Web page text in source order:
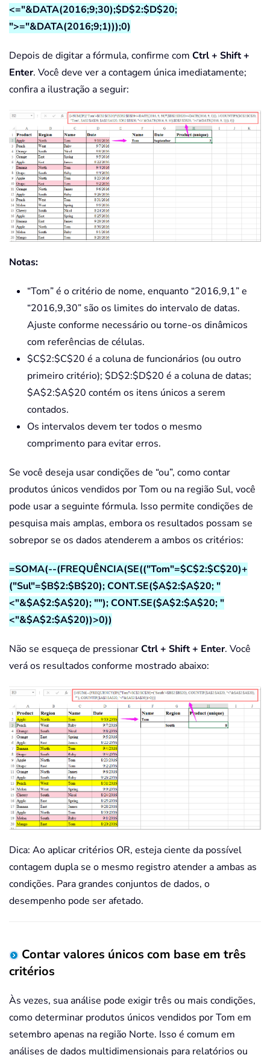
<="&DATA(2016;9;30);$D$2:$D$20;
">="&DATA(2016;9;1)));0)
Depois de digitar a fórmula, confirme com Ctrl + Shift +
Enter. Você deve ver a contagem única imediatamente;
confira a ilustração a seguir:
Notas:
“Tom” é o critério de nome, enquanto “2016,9,1” e
“2016,9,30” são os limites do intervalo de datas.
Ajuste conforme necessário ou torne-os dinâmicos
com referências de células.
$C$2:$C$20 é a coluna de funcionários (ou outro
primeiro critério); $D$2:$D$20 é a coluna de datas;
$A$2:$A$20 contém os itens únicos a serem
contados.
Os intervalos devem ter todos o mesmo
comprimento para evitar erros.
Se você deseja usar condições de “ou”, como contar
produtos únicos vendidos por Tom ou na região Sul, você
pode usar a seguinte fórmula. Isso permite condições de
pesquisa mais amplas, embora os resultados possam se
sobrepor se os dados atenderem a ambos os critérios:
=SOMA(--(FREQUÊNCIA(SE(("Tom"=$C$2:$C$20)+
("Sul"=$B$2:$B$20); CONT.SE($A$2:$A$20; "
<"&$A$2:$A$20); ""); CONT.SE($A$2:$A$20; "
<"&$A$2:$A$20))>0))
Não se esqueça de pressionarCtrl + Shift + Enter. Você
verá os resultados conforme mostrado abaixo:
Dica: Ao aplicar critérios OR, esteja ciente da possível
contagem dupla se o mesmo registro atender a ambas as
condições. Para grandes conjuntos de dados, o
desempenho pode ser afetado.
Contar valores únicos com base em três
critérios
Às vezes, sua análise pode exigir três ou mais condições,
como determinar produtos únicos vendidos por Tom em
setembro apenas na região Norte. Isso é comum em
análises de dados multidimensionais para relatórios ou